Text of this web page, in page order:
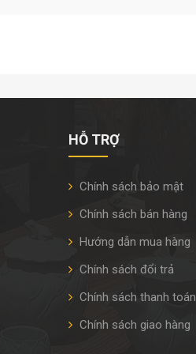
HỖ TRỢ
Chính sách bảo mật
Chính sách bán hàng
Hướng dẫn mua hàng
Chính sách đổi trả
Chính sách thanh toán
Chính sách giao hàng